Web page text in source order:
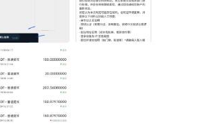
，您可能會損失所有投資資金。它並不適合所
確保您了解所涉及的風險，並注意本次審查中
司服務和政策的不斷更新而發生變化。
期也可能是需要考慮的重要因素，因為此後資
此，建議讀者在做出任何決定或採取任何行動
司核實更新資訊。使用本評論中提供的資訊的
：“账户存在异常行为，已限制交易和提现。”
、人脸识别、手持身份证照片，全部通过。但
永远一句话：“以风控部门判定为准，无法告
账户的命运，就交给了平台 三、最离谱
了一条经历，没骂人，
“请您删除相关不实言论，删
译一下：你不删帖，你的钱